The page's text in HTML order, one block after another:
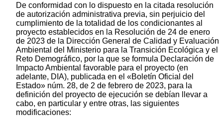
De conformidad con lo dispuesto en la citada resolución
de autorización administrativa previa, sin perjuicio del
cumplimiento de la totalidad de los condicionantes al
proyecto establecidos en la Resolución de 24 de enero
de 2023 de la Dirección General de Calidad y Evaluación
Ambiental del Ministerio para la Transición Ecológica y el
Reto Demográfico, por la que se formula Declaración de
Impacto Ambiental favorable para el proyecto (en
adelante, DIA), publicada en el «Boletín Oficial del
Estado» núm. 28, de 2 de febrero de 2023, para la
definición del proyecto de ejecución se debían llevar a
cabo, en particular y entre otras, las siguientes
modificaciones: